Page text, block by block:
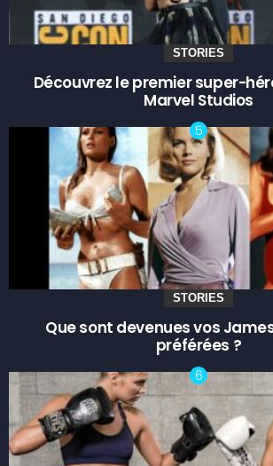
STORIES
Découvrez le premier super-
Marvel Studios
STORIES
Que sont devenues vos
préférées ?